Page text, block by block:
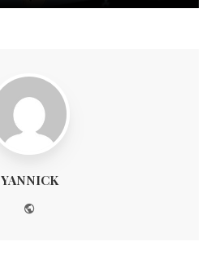
YANNICK